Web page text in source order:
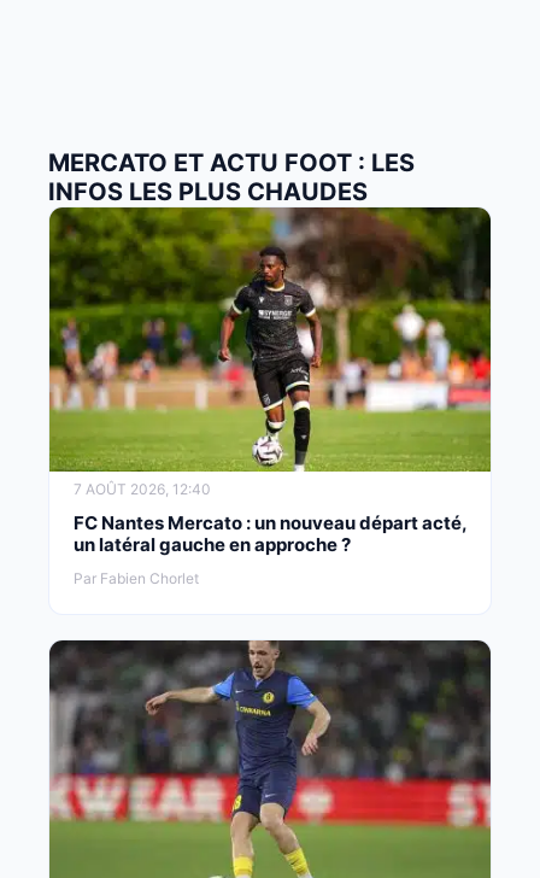
MERCATO ET ACTU FOOT : LES
INFOS LES PLUS CHAUDES
7 AOÛT 2026, 12:40
FC Nantes Mercato : un nouveau départ acté,
un latéral gauche en approche ?
Par Fabien Chorlet